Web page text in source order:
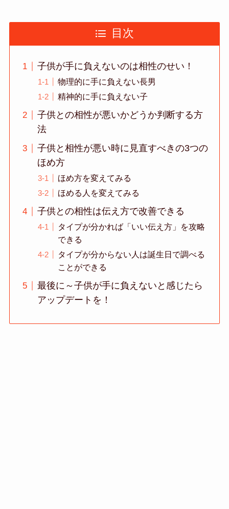
目次
子供が手に負えないのは相性のせい！
物理的に手に負えない長男
精神的に手に負えない子
子供との相性が悪いかどうか判断する方
法
子供と相性が悪い時に見直すべきの3つの
ほめ方
ほめ方を変えてみる
ほめる人を変えてみる
子供との相性は伝え方で改善できる
タイプが分かれば「いい伝え方」を攻略
できる
タイプが分からない人は誕生日で調べる
ことができる
最後に～子供が手に負えないと感じたら
アップデートを！